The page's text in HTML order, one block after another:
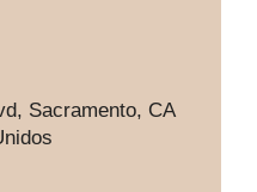
Sacramento, CA